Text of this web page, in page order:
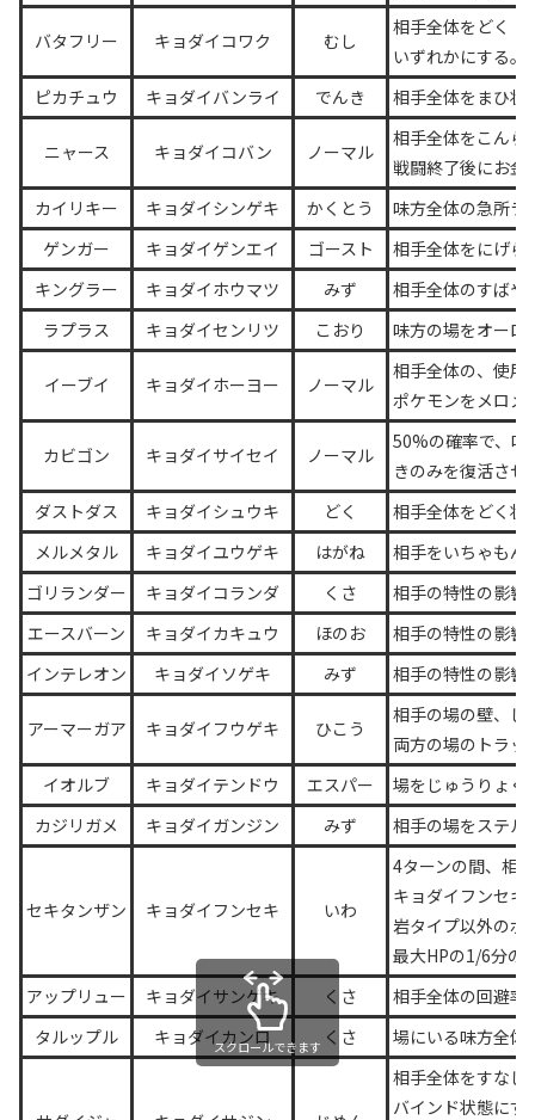
バタフリー キョダイコワク むし
相手全体をどく・
いずれかにする。
ピカチュウ
キョダイバンライ でんき 相手全体をまひ状
ニャース キョダイコバン ノーマル
相手全体をこんら
戦闘終了後にお金
カイリキー
キョダイシンゲキ かくとう
味方全体の急所ラ
ゲンガー
キョダイゲンエイ ゴースト
相手全体をにげら
キングラー
キョダイホウマツ みず
相手全体のすばや
ラプラス
キョダイセンリツ こおり 味方の場をオーロ
イーブイ キョダイホーヨー ノーマル
相手全体の、使用
ポケモンをメロメ
カビゴン キョダイサイセイ ノーマル
50%の確率で、味
きのみを復活させ
ダストダス
キョダイシュウキ どく
相手全体をどく状
メルメタル
キョダイユウゲキ はがね
相手をいちゃもん
ゴリランダー
キョダイコランダ くさ
相手の特性の影響
エースバーン
キョダイカキュウ ほのお
相手の特性の影響
インテレオン
キョダイソゲキ みず 相手の特性の影響
アーマーガア キョダイフウゲキ ひこう
相手の場の壁、し
両方の場のトラッ
イオルブ
キョダイテンドウ エスパー
場をじゅうりょく
カジリガメ
キョダイガンジン みず 相手の場をステル
セキタンザン キョダイフンセキ いわ
4ターンの間、相
キョダイフンセキ
岩タイプ以外のポ
最大HPの1/6分の
アップリュー
キョダイサンゲキ くさ
相手全体の回避率
タルップル
キョダイカンロ くさ 場にいる味方全体
相手全体をすなじ
バインド状態にす
スクロールできます